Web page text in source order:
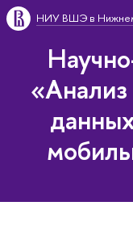
НИУ ВШЭ в